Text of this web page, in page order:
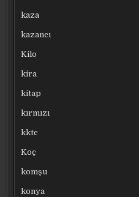
kaza
kazancı
Kilo
kira
kitap
kırmızı
kktc
Koç
komşu
konya